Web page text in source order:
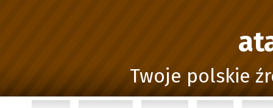
Twoje polskie